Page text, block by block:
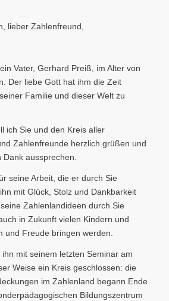
lieber Zahlenfreund,
Vater, Gerhard Preiß, im Alter von
Der liebe Gott hat ihm die Zeit
Familie und dieser Welt zu
ich Sie und den Kreis aller
Zahlenfreunde herzlich grüßen und
aussprechen.
seine Arbeit, die er durch Sie
mit Glück, Stolz und Dankbarkeit
Zahlenlandideen durch Sie
in Zukunft vielen Kindern und
und Freude bringen werden.
mit seinem letzten Seminar am
Weise ein Kreis geschlossen: die
im Zahlenland begann Ende
Bildungszentrum